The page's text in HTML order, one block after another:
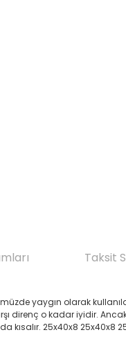
Taksit
yaygın olarak
direnç o kadar iyidir.
kısalır. 25x40x8 25x40x8